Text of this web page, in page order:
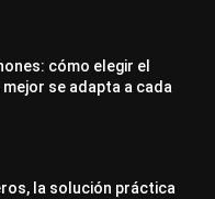
cómo elegir el
se adapta a cada
la solución práctica